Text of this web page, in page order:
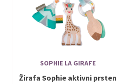
SOPHIE LA GIRAFE
Žirafa Sophie aktivni prsten